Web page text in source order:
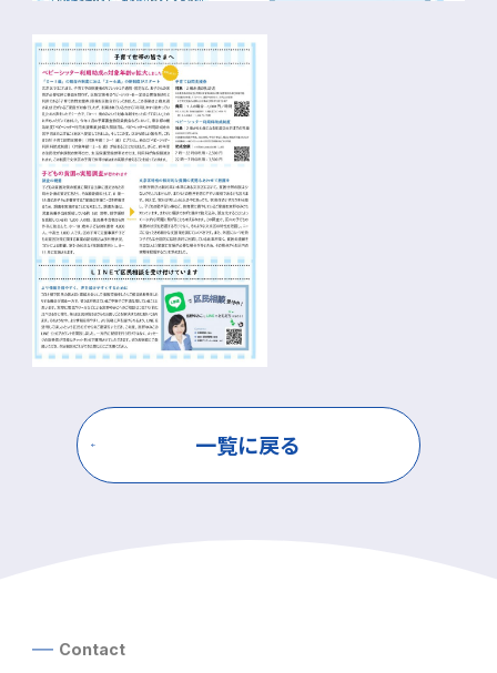
一覧に戻る
Contact